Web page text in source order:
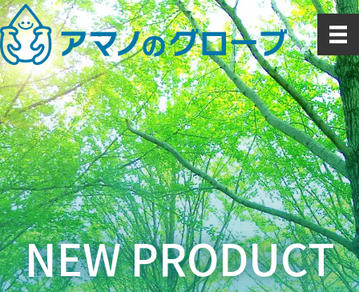
内
容
を
ス
キ
ッ
プ
NEW PRODUCT